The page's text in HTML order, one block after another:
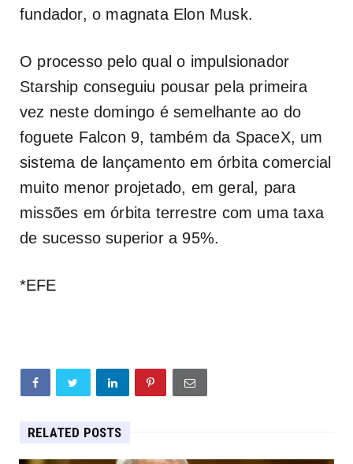
fundador, o magnata Elon Musk.
O processo pelo qual o impulsionador
Starship conseguiu pousar pela primeira
vez neste domingo é semelhante ao do
foguete Falcon 9, também da SpaceX, um
sistema de lançamento em órbita comercial
muito menor projetado, em geral, para
missões em órbita terrestre com uma taxa
de sucesso superior a 95%.
*EFE
RELATED POSTS